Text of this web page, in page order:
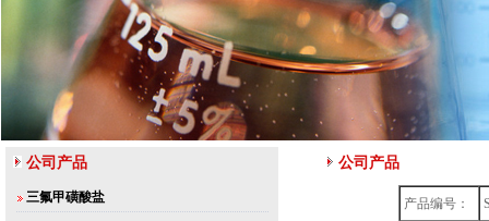
公司产品
三氟甲磺酸盐
公司产品
产品编号：